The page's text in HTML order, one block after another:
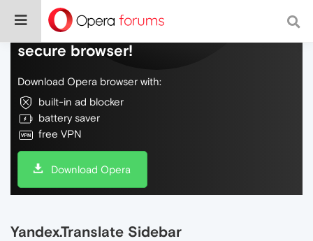
Do more on the web, with a fast and
secure browser!
Download Opera browser with:
built-in ad blocker
battery saver
free VPN
Download Opera
Yandex.Translate Sidebar